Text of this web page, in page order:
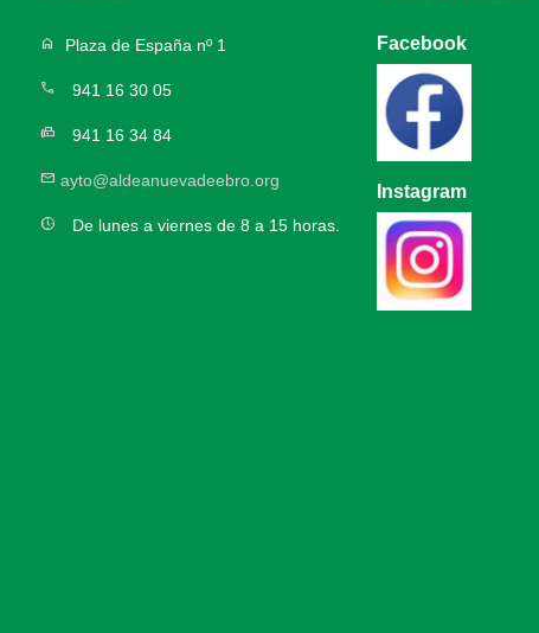
home Plaza de España nº 1
call 941 16 30 05
fax 941 16 34 84
mail ayto@aldeanuevadeebro.org
nest_clock_farsight_analog De lunes a viernes de 8 a 15 horas.
Facebook
Instagram